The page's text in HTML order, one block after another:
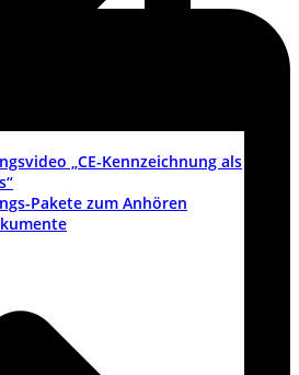
„CE-Kennzeichnung als
Pakete zum Anhören